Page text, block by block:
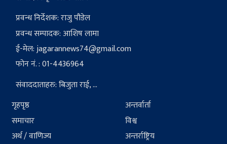
प्रवन्ध निर्देशक: राजु पौडेल
प्रवन्ध सम्पादक: आशिष लामा
ई-मेल:jagarannews74@gmail.com
फोन नं. : 01-4436964
संवाददाताहरु: बिजुता राई, ...
गृहपृष्ठ
समाचार
अर्थ / वाणिज्य
अन्तर्वार्ता
विश्व
अन्तर्राष्ट्रिय